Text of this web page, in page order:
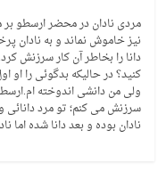
مردی نادان در محضر ارسطو بر
نیز خاموش نماند و به نادان
دانا را بخاطر آن کار سرزنش
کنید؟ در حالیکه بدگوئی را او
ولی من دانشی اندوخته
سرزنش می کنم؛ تو مرد دانائی
نادان بوده و بعد دانا شده اما